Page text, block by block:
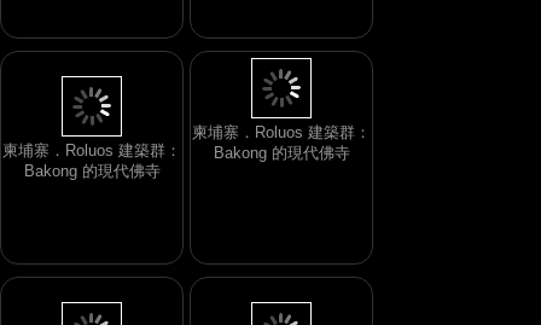
柬埔寨．Roluos 建築群：
Bakong 的現代佛寺
柬埔寨．Roluos 建築群：
Bakong 的現代佛寺